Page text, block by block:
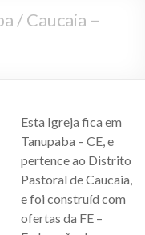
/ Caucaia –
Esta Igreja fica em
Tanupaba – CE, e
pertence ao Distrito
Pastoral de Caucaia,
e foi construíd com
ofertas da FE –